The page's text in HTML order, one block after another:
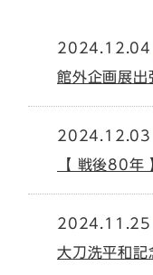
2024.12.04
館外企画展出
2024.12.03
【 戦後80年
2024.11.25
大刀洗平和